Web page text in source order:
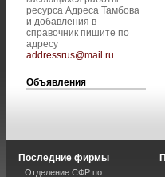
ресурса Адреса Тамбова
и добавления в
справочник пишите по
адресу
addressrus@mail.ru.
Объявления
Последние фирмы
Отделение СФР по